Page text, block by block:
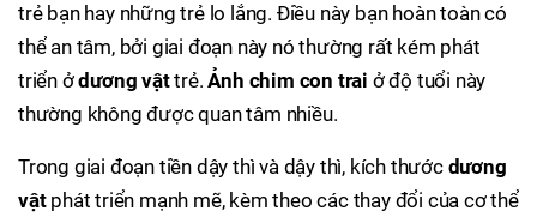
trẻ bạn hay những trẻ lo lắng. Điều này bạn hoàn toàn có
thể an tâm, bởi giai đoạn này nó thường rất kém phát
triển ởdương vậttrẻ.Ảnh chim con trai ở độ tuổi này
thường không được quan tâm nhiều.
Trong giai đoạn tiền dậy thì và dậy thì, kích thước dương
vậtphát triển mạnh mẽ, kèm theo các thay đổi của cơ thể